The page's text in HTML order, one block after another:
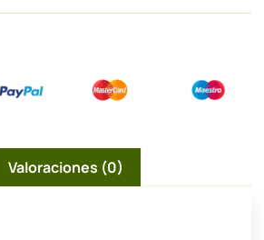
Valoraciones (0)